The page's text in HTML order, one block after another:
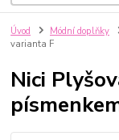
Úvod Módní doplňky
varianta F
Nici